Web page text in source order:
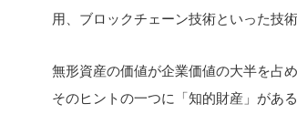
用、ブロックチェーン技術といった技
無形資産の価値が企業価値の大半を占
そのヒントの一つに「知的財産」があ